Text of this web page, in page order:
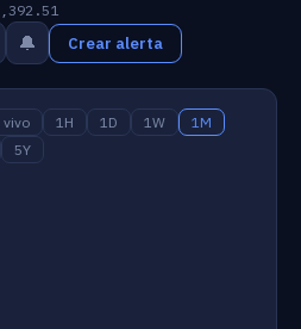
🔔 Crear alerta
vivo 1H 1D 1W
1M
5Y